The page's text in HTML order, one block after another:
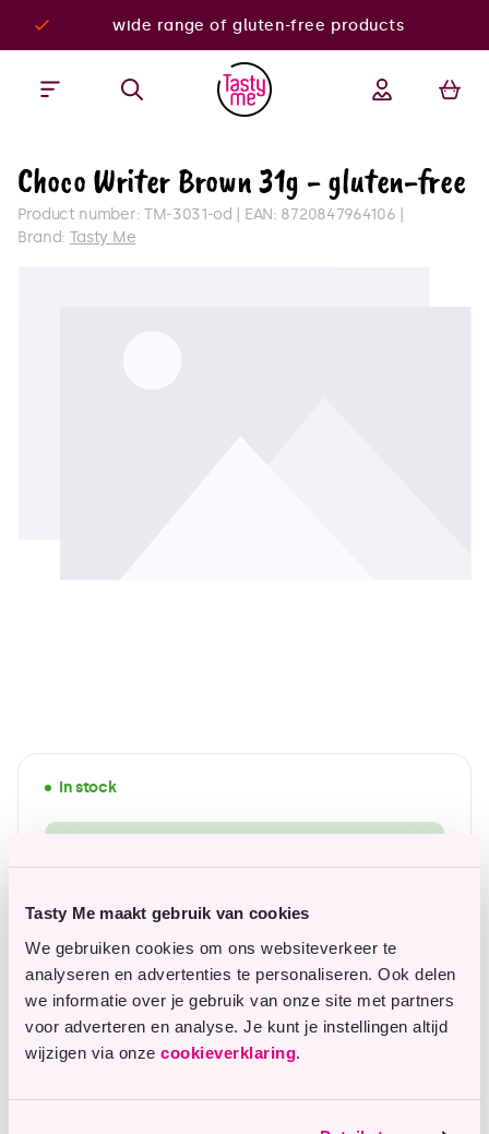
Tasty Me maakt gebruik van cookies
We gebruiken cookies om ons websiteverkeer te
analyseren en advertenties te personaliseren. Ook delen
we informatie over je gebruik van onze site met partners
voor adverteren en analyse. Je kunt je instellingen altijd
wijzigen via onze cookieverklaring.
wide range of gluten-free products
Choco Writer Brown 31g - gluten-free
Product number: TM-3031-od EAN: 8720847964106
Brand: Tasty Me
In stock
wide range of gluten-free products
Affordable top quality
Questions or remarks?
Our customer service is happy to assist you.